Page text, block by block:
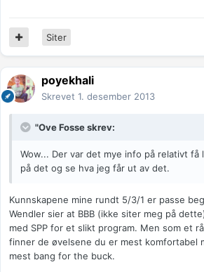
Siter
poyekhali
Skrevet 1. desember 2013
"Ove Fosse skrev:
Wow... Der var det mye info på relativt få
på det og se hva jeg får ut av det.
Kunnskapene mine rundt 5/3/1 er passe
Wendler sier at BBB (ikke siter meg på
med SPP for et slikt program. Men som et
finner de øvelsene du er mest komfortabel
mest bang for the buck.